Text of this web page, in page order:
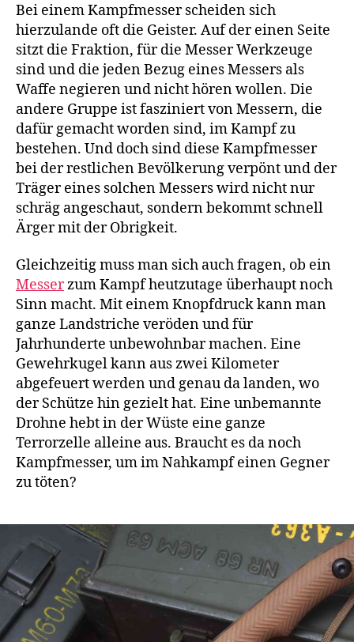
Bei einem Kampfmesser scheiden sich
hierzulande oft die Geister. Auf der einen Seite
sitzt die Fraktion, für die Messer Werkzeuge
sind und die jeden Bezug eines Messers als
Waffe negieren und nicht hören wollen. Die
andere Gruppe ist fasziniert von Messern, die
dafür gemacht worden sind, im Kampf zu
bestehen. Und doch sind diese Kampfmesser
bei der restlichen Bevölkerung verpönt und der
Träger eines solchen Messers wird nicht nur
schräg angeschaut, sondern bekommt schnell
Ärger mit der Obrigkeit.
Gleichzeitig muss man sich auch fragen, ob ein
Messerzum Kampf heutzutage überhaupt noch
Sinn macht. Mit einem Knopfdruck kann man
ganze Landstriche veröden und für
Jahrhunderte unbewohnbar machen. Eine
Gewehrkugel kann aus zwei Kilometer
abgefeuert werden und genau da landen, wo
der Schütze hin gezielt hat. Eine unbemannte
Drohne hebt in der Wüste eine ganze
Terrorzelle alleine aus. Braucht es da noch
Kampfmesser, um im Nahkampf einen Gegner
zu töten?